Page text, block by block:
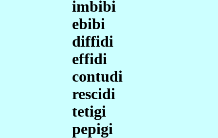
imbibi
ebibi
diffidi
effidi
contudi
rescidi
tetigi
pepigi